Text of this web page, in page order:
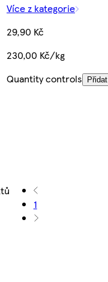
Více z kategorie
29,90 Kč
230,00 Kč/kg
Quantity controls
Přidat
1